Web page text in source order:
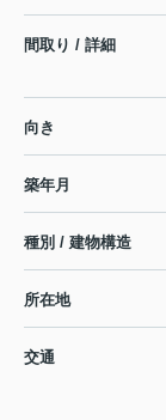
間取り / 詳細
向き
築年月
種別 / 建物構造
所在地
交通